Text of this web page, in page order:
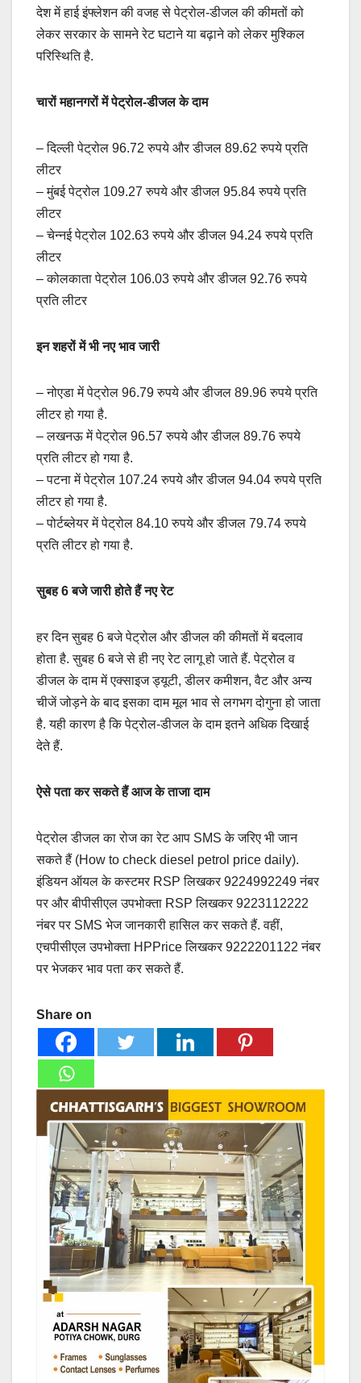
देश में हाई इंफ्लेशन की वजह से पेट्रोल-डीजल की कीमतों को
लेकर सरकार के सामने रेट घटाने या बढ़ाने को लेकर मुश्किल
परिस्थिति है.
चारों महानगरों में पेट्रोल-डीजल के दाम
– दिल्ली पेट्रोल 96.72 रुपये और डीजल 89.62 रुपये प्रति
लीटर
– मुंबई पेट्रोल 109.27 रुपये और डीजल 95.84 रुपये प्रति
लीटर
– चेन्नई पेट्रोल 102.63 रुपये और डीजल 94.24 रुपये प्रति
लीटर
– कोलकाता पेट्रोल 106.03 रुपये और डीजल 92.76 रुपये
प्रति लीटर
इन शहरों में भी नए भाव जारी
– नोएडा में पेट्रोल 96.79 रुपये और डीजल 89.96 रुपये प्रति
लीटर हो गया है.
– लखनऊ में पेट्रोल 96.57 रुपये और डीजल 89.76 रुपये
प्रति लीटर हो गया है.
– पटना में पेट्रोल 107.24 रुपये और डीजल 94.04 रुपये प्रति
लीटर हो गया है.
– पोर्टब्‍लेयर में पेट्रोल 84.10 रुपये और डीजल 79.74 रुपये
प्रति लीटर हो गया है.
सुबह6बजे जारी होते हैं नए रेट
हर दिन सुबह 6 बजे पेट्रोल और डीजल की कीमतों में बदलाव
होता है. सुबह 6 बजे से ही नए रेट लागू हो जाते हैं. पेट्रोल व
डीजल के दाम में एक्साइज ड्यूटी, डीलर कमीशन, वैट और अन्य
चीजें जोड़ने के बाद इसका दाम मूल भाव से लगभग दोगुना हो जाता
है. यही कारण है कि पेट्रोल-डीजल के दाम इतने अधिक दिखाई
देते हैं.
ऐसे पता कर सकते हैं आज के ताजा दाम
पेट्रोल डीजल का रोज का रेट आप SMS के जरिए भी जान
सकते हैं (How to check diesel petrol price daily).
इंडियन ऑयल के कस्टमर RSP लिखकर 9224992249 नंबर
पर और बीपीसीएल उपभोक्ता RSP लिखकर 9223112222
नंबर पर SMS भेज जानकारी हासिल कर सकते हैं. वहीं,
एचपीसीएल उपभोक्ता HPPrice लिखकर 9222201122 नंबर
पर भेजकर भाव पता कर सकते हैं.
Share on